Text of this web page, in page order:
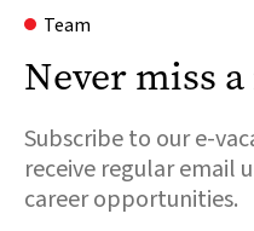
Team
Never miss
Subscribe to our e-
receive regular email
career opportunities.